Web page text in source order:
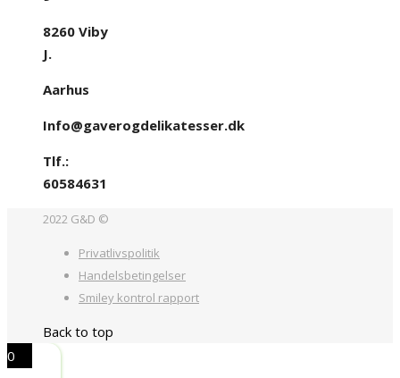
8260 Viby
J.
Aarhus
Info@gaverogdelikatesser.dk
Tlf.:
60584631
2022 G&D ©
Privatlivspolitik
Handelsbetingelser
Smiley kontrol rapport
Back to top
0